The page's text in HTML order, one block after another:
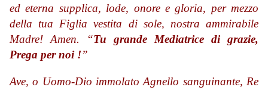
ed eterna supplica, lode, onore e gloria, per mezzo
della tua Figlia vestita di sole, nostra ammirabile
Madre! Amen. “Tu grande Mediatrice di grazie,
Prega per noi !”
Ave, o Uomo-Dio immolato Agnello sanguinante, Re